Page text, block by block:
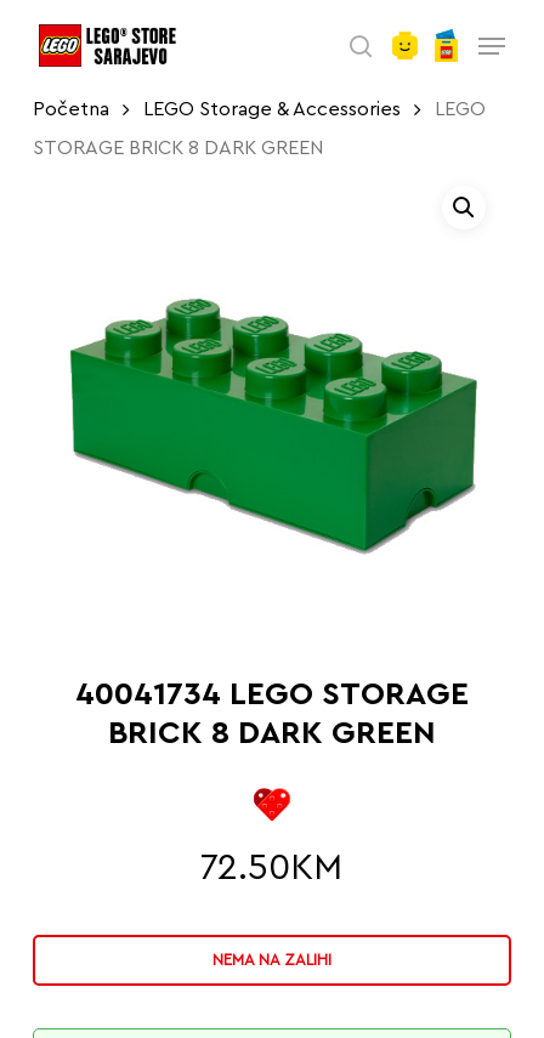
search
Početna LEGO Storage & Accessories LEGO
STORAGE BRICK 8 DARK GREEN
40041734 LEGO STORAGE
BRICK 8 DARK GREEN
72.50 KM
NEMA NA ZALIHI